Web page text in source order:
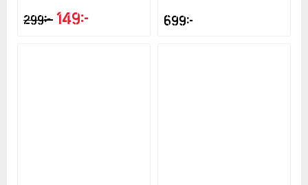
299kr 149kr 699kr